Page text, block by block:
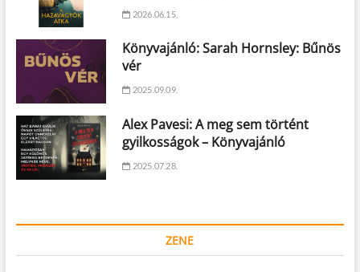
2026.06.15.
Könyvajánló: Sarah Hornsley: Bűnös
vér
2025.09.09.
Alex Pavesi: A meg sem történt
gyilkosságok – Könyvajánló
2025.07.28.
ZENE